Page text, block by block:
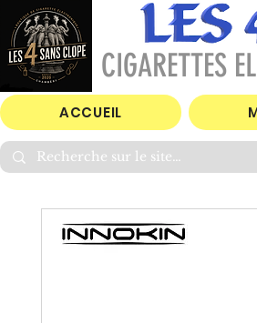
CIGARETTES
ACCUEIL